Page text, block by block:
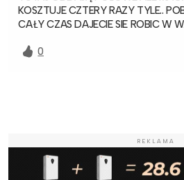
KOSZTUJE CZTERY RAZY TYLE..
CAŁY CZAS DAJECIE SIE ROBIC W
0
REKLAMA